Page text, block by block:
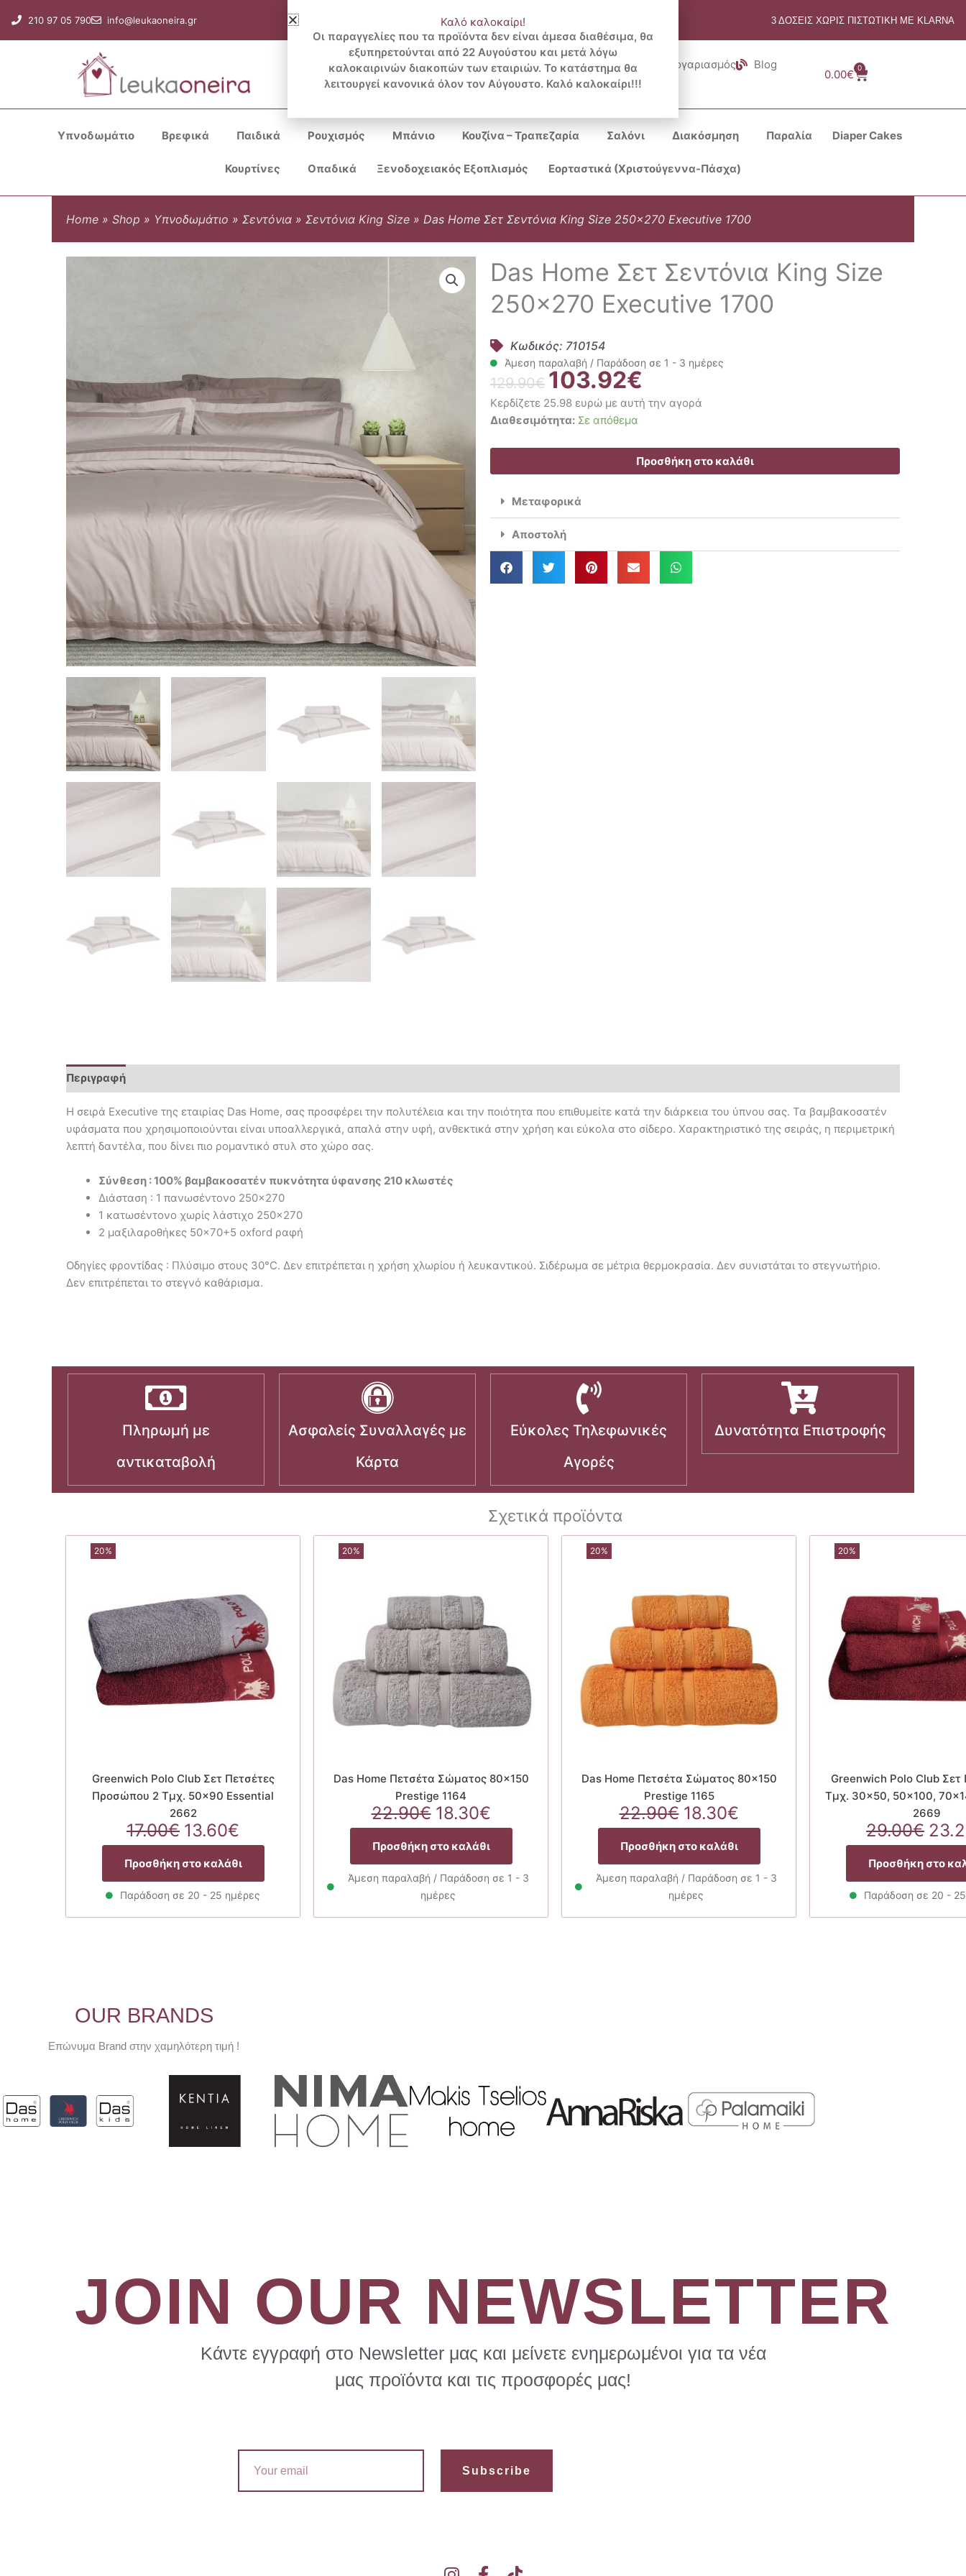
στο
περιεχόμενο
210 97 05 790 info@leukaoneira.gr 3 ΔΟΣΕΙΣ ΧΩΡΙΣ ΠΙΣΤΩΤΙΚΗ ΜΕ KLARNA
Search
...
Λογαριασμός Blog
0.00€
0
Cart
Υπνοδωμάτιο Βρεφικά Παιδικά Ρουχισμός Μπάνιο Κουζίνα – Τραπεζαρία Σαλόνι Διακόσμηση Παραλία Diaper Cakes
Κουρτίνες Οπαδικά Ξενοδοχειακός Εξοπλισμός Εορταστικά (Χριστούγεννα-Πάσχα)
Home » Shop » Υπνοδωμάτιο » Σεντόνια » Σεντόνια King Size » Das Home Σετ Σεντόνια King Size 250×270 Executive 1700
Das Home Σετ Σεντόνια King Size
250×270 Executive 1700
Κωδικός: 710154
Άμεση παραλαβή / Παράδοση σε 1 - 3 ημέρες
129.90€ Original
price
was:
129.90€.
103.92€
τρέχουσα
τιμή
103.92€.
Κερδίζετε 25.98 ευρώ με αυτή την αγορά
Διαθεσιμότητα: Σε απόθεμα
Das
Σετ
Σεντόνια
Size
250×270
Executive
ποσότητα
Προσθήκη στο καλάθι
Μεταφορικά
Αποστολή
Περιγραφή
Η σειρά Executive της εταιρίας Das Home, σας προσφέρει την πολυτέλεια και την ποιότητα που επιθυμείτε κατά την διάρκεια του ύπνου σας. Τα βαμβακοσατέν
υφάσματα που χρησιμοποιούνται είναι υποαλλεργικά, απαλά στην υφή, ανθεκτικά στην χρήση και εύκολα στο σίδερο. Χαρακτηριστικό της σειράς, η περιμετρική
λεπτή δαντέλα, που δίνει πιο ρομαντικό στυλ στο χώρο σας.
Σύνθεση : 100% βαμβακοσατέν πυκνότητα ύφανσης 210 κλωστές
Διάσταση : 1 πανωσέντονο 250×270
1 κατωσέντονο χωρίς λάστιχο 250×270
2 μαξιλαροθήκες 50×70+5 oxford ραφή
Οδηγίες φροντίδας : Πλύσιμο στους 30°C. Δεν επιτρέπεται η χρήση χλωρίου ή λευκαντικού. Σιδέρωμα σε μέτρια θερμοκρασία. Δεν συνιστάται το στεγνωτήριο.
Δεν επιτρέπεται το στεγνό καθάρισμα.
Πληρωμή με
αντικαταβολή
Ασφαλείς Συναλλαγές με
Κάρτα
Εύκολες Τηλεφωνικές
Αγορές
Δυνατότητα Επιστροφής
Σχετικά προϊόντα
20%
Greenwich Polo Club Σετ Πετσέτες
Προσώπου 2 Τμχ. 50×90 Essential
2662
17.00€ Original
price
was:
17.00€.
13.60€
τρέχουσα
τιμή
είναι:
13.60€.
Προσθήκη στο καλάθι
Παράδοση σε 20 - 25 ημέρες
20%
Das Home Πετσέτα Σώματος 80×150
Prestige 1164
22.90€ Original
price
was:
22.90€.
18.30€Η
τρέχουσα
τιμή
είναι:
18.30€.
Προσθήκη στο καλάθι
Άμεση παραλαβή / Παράδοση σε 1 - 3
ημέρες
20%
Das Home Πετσέτα Σώματος 80×150
Prestige 1165
22.90€ Original
price
was:
22.90€.
18.30€Η
τρέχουσα
τιμή
είναι:
18.30€.
Προσθήκη στο καλάθι
Άμεση παραλαβή / Παράδοση σε 1 - 3
ημέρες
20%
Greenwich Polo Club Σετ
Τμχ. 30×50, 50×100,
2669
29.00€
was:
Προσθήκη στο
Παράδοση σε 20 -
OUR BRANDS
Επώνυμα Brand στην χαμηλότερη τιμή !
JOIN OUR NEWSLETTER
Κάντε εγγραφή στο Newsletter μας και μείνετε ενημερωμένοι για τα νέα
μας προϊόντα και τις προσφορές μας!
Subscribe
Καλό καλοκαίρι!
Οι παραγγελίες που τα προϊόντα δεν είναι άμεσα διαθέσιμα, θα
εξυπηρετούνται από 22 Αυγούστου και μετά λόγω
καλοκαιρινών διακοπών των εταιριών. Το κατάστημα θα
λειτουργεί κανονικά όλον τον Αύγουστο. Καλό καλοκαίρι!!!